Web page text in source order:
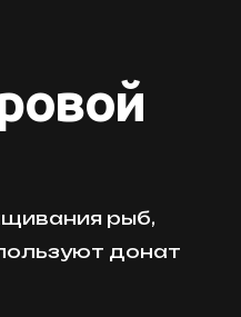
рыб,
донат